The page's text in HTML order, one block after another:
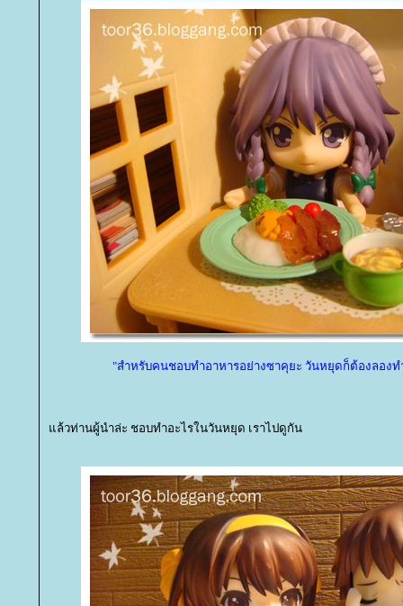
"สำหรับคนชอบทำอาหารอย่างซาคุยะ วันหยุดก็ต้องลองท
ล้วท่านผู้นำล่ะ ชอบทำอะไรในวันหยุด เราไปดูกัน